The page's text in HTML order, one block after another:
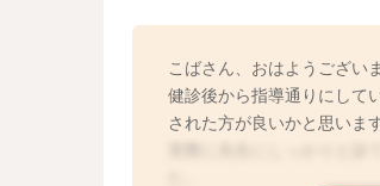
こばさん、おはようございま
健診後から指導通りにして
された方が良いかと思います